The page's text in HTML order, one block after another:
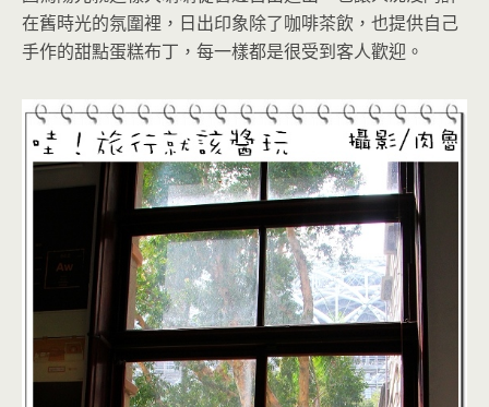
在舊時光的氛圍裡，日出印象除了咖啡茶飲，也提供自己
手作的甜點蛋糕布丁，每一樣都是很受到客人歡迎。